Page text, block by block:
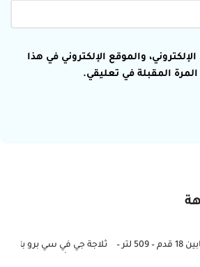
والموقع الإلكتروني في هذا
المقبلة في تعليقي.
ثلاجة LG Electronics بابين 18 قدم – 509 لتر –
-20%